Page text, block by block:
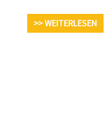
>> WEITERLESEN